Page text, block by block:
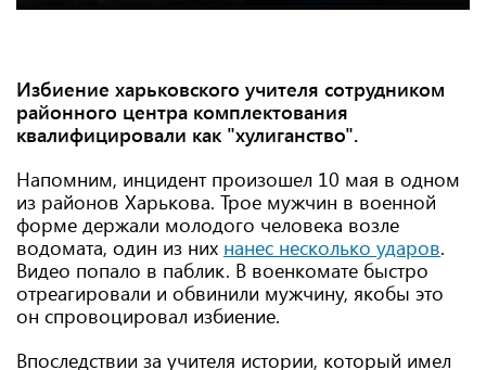
Избиение харьковского учителя сотрудником
районного центра комплектования
квалифицировали как "хулиганство".
Напомним, инцидент произошел 10 мая в одном
из районов Харькова. Трое мужчин в военной
форме держали молодого человека возле
водомата, один из них нанес несколько ударов.
Видео попало в паблик. В военкомате быстро
отреагировали и обвинили мужчину, якобы это
он спровоцировал избиение.
Впоследствии за учителя истории, который имел